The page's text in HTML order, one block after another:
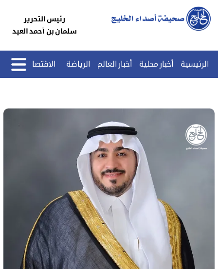
رئيس التحرير
سلمان بن أحمد العيد
الرئيسية أخبار محلية أخبار العالم الرياضة الاقتصاد